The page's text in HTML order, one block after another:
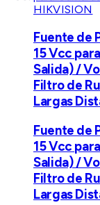
HIKVISION
Fuente de
15 Vcc
Salida) /
Filtro de
Largas
Fuente de
15 Vcc
Salida) /
Filtro de
Largas